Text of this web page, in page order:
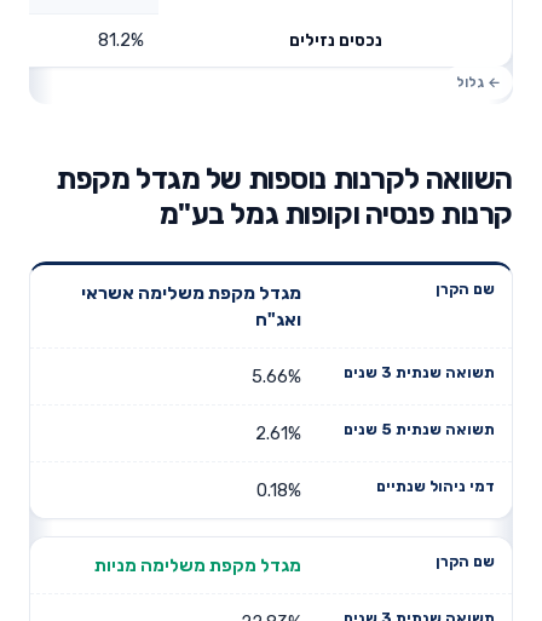
נכסים נזילים 81.2%
השוואה לקרנות נוספות של מגדל מקפת
קרנות פנסיה וקופות גמל בע"מ
שנתית 3
תשואה
דמי ניהול
מגדל מקפת משלימה אשראי
ואג"ח
5.66%
2.61%
0.18%
מגדל מקפת משלימה מניות